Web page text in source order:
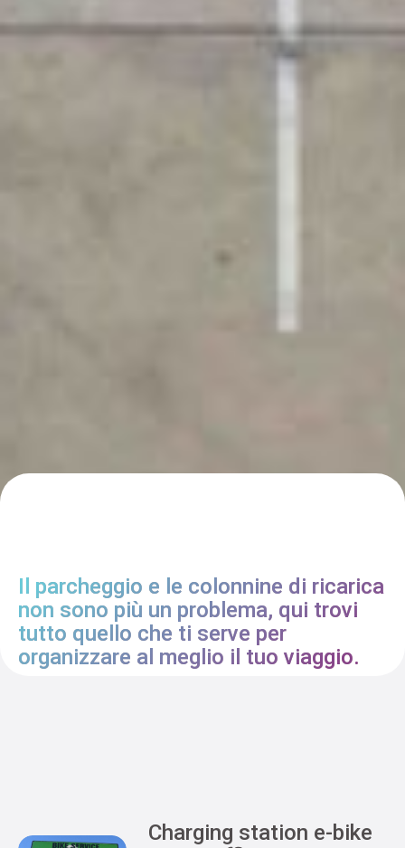
Il parcheggio e le colonnine di ricarica
non sono più un problema, qui trovi
tutto quello che ti serve per
organizzare al meglio il tuo viaggio.
Charging station e-bike